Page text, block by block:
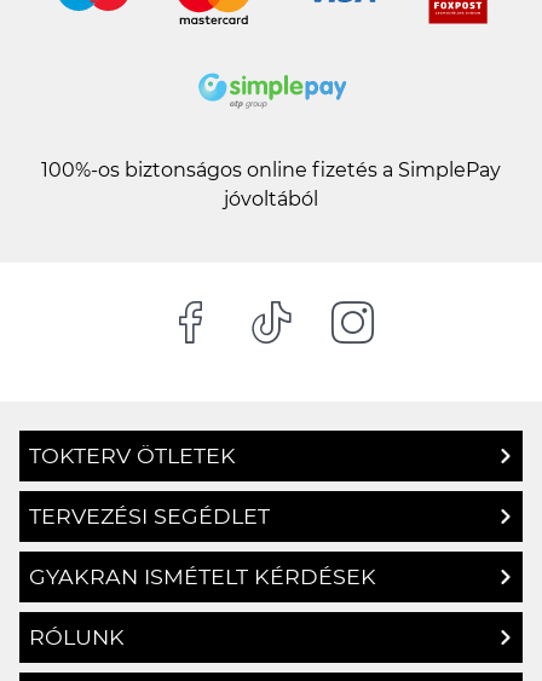
100%-os biztonságos online fizetés a SimplePay
jóvoltából
TOKTERV ÖTLETEK
TERVEZÉSI SEGÉDLET
GYAKRAN ISMÉTELT KÉRDÉSEK
RÓLUNK